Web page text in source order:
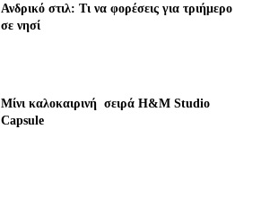
Ανδρικό στιλ: Τι να φορέσεις για τριήμερο
σε νησί
Μίνι καλοκαιρινή σειρά H&M Studio
Capsule